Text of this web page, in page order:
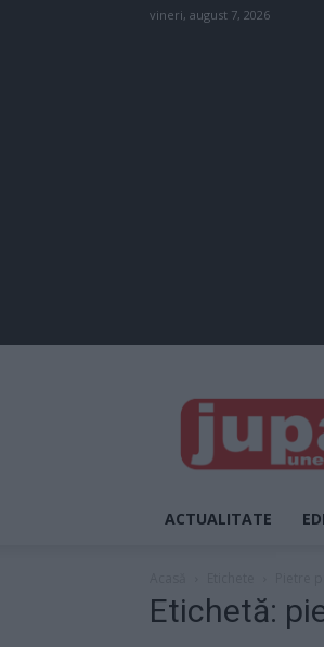
vineri, august 7, 2026
ACTUALITATE
Etichetă: